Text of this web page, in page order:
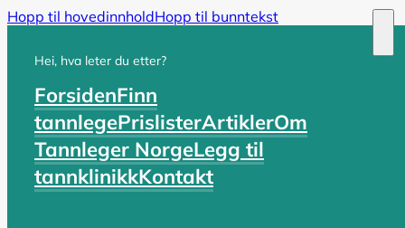
Hopp til hovedinnholdHopp til bunntekst
Hei, hva leter du etter?
ForsidenFinn
tannlegePrislisterArtiklerOm
Tannleger NorgeLegg til
tannklinikkKontakt